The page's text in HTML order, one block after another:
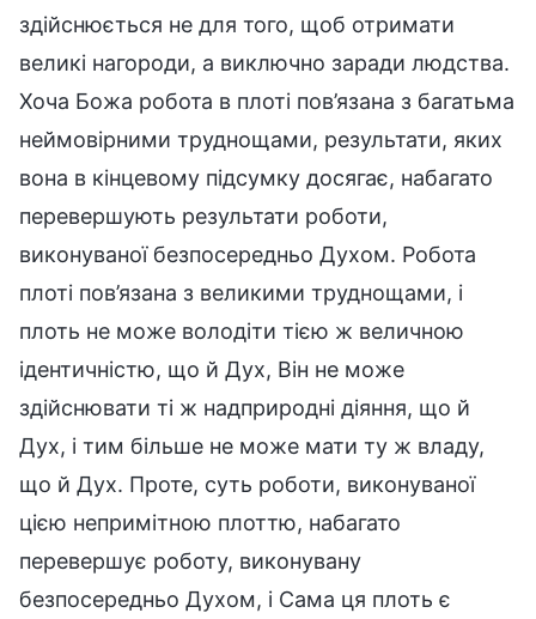
здійснюється не для того, щоб отримати
великі нагороди, а виключно заради людства.
Хоча Божа робота в плоті пов’язана з багатьма
неймовірними труднощами, результати, яких
вона в кінцевому підсумку досягає, набагато
перевершують результати роботи,
виконуваної безпосередньо Духом. Робота
плоті пов’язана з великими труднощами, і
плоть не може володіти тією ж величною
ідентичністю, що й Дух, Він не може
здійснювати ті ж надприродні діяння, що й
Дух, і тим більше не може мати ту ж владу,
що й Дух. Проте, суть роботи, виконуваної
цією непримітною плоттю, набагато
перевершує роботу, виконувану
безпосередньо Духом, і Сама ця плоть є